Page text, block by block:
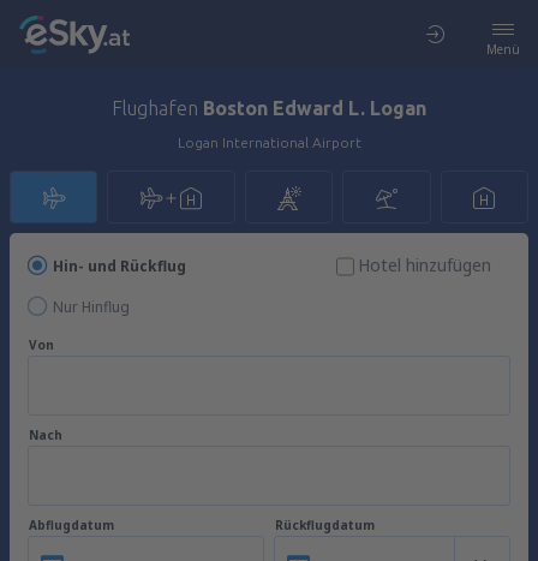
Menü
Flughafen Boston Edward L. Logan
Logan International Airport
Hin- und Rückflug
Nur Hinflug
Hotel hinzufügen
Von
Nach
Abflugdatum Rückflugdatum